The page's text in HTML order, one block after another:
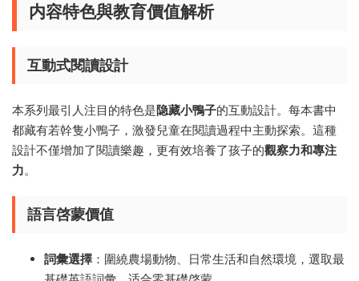
内容特色與教育價值解析
互動式閱讀設計
本系列最引人注目的特色是隐藏小鴨子的互動設計。每本書中
都藏有若幹隻小鴨子，激發兒童在閱讀過程中主動探索。這種
設計不僅增加了閱讀樂趣，更有效培養了孩子的觀察力和專注
力。
語言啓蒙價值
詞彙選擇 ：圍繞農場動物、日常生活和自然環境，選取最